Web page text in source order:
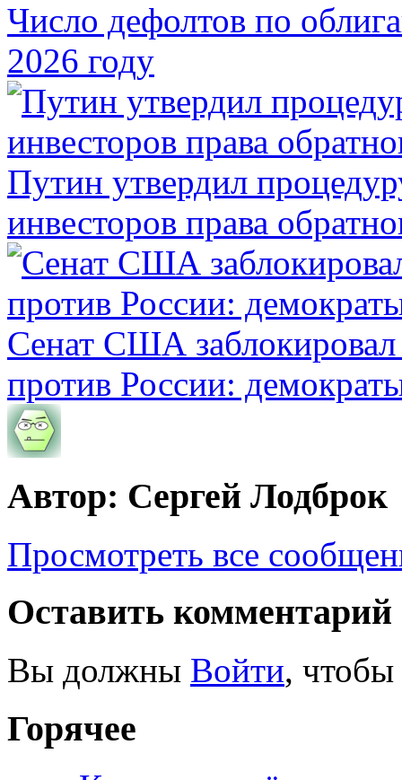
Число дефолтов по
2026 году
Путин утвердил
инвесторов права
Сенат США заблокировал
против России:
Автор: Сергей Лодброк
Просмотреть все
Оставить комментарий
Вы должны Войти, чтобы
Горячее